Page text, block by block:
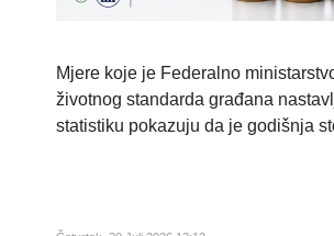
Mjere koje je Federalno
životnog standarda građana
statistiku pokazuju da je godišnja